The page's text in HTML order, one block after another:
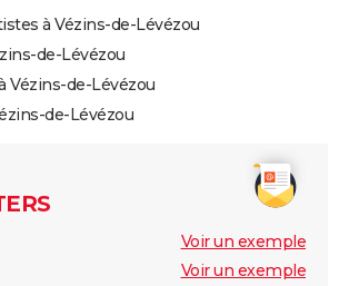
à Vézins-de-Lévézou
de-Lévézou
Vézins-de-Lévézou
de-Lévézou
Voir un exemple
Voir un exemple